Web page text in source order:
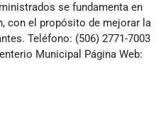
se fundamenta en
con el propósito de mejorar la
Teléfono: (506) 2771-7003
Municipal Página Web: